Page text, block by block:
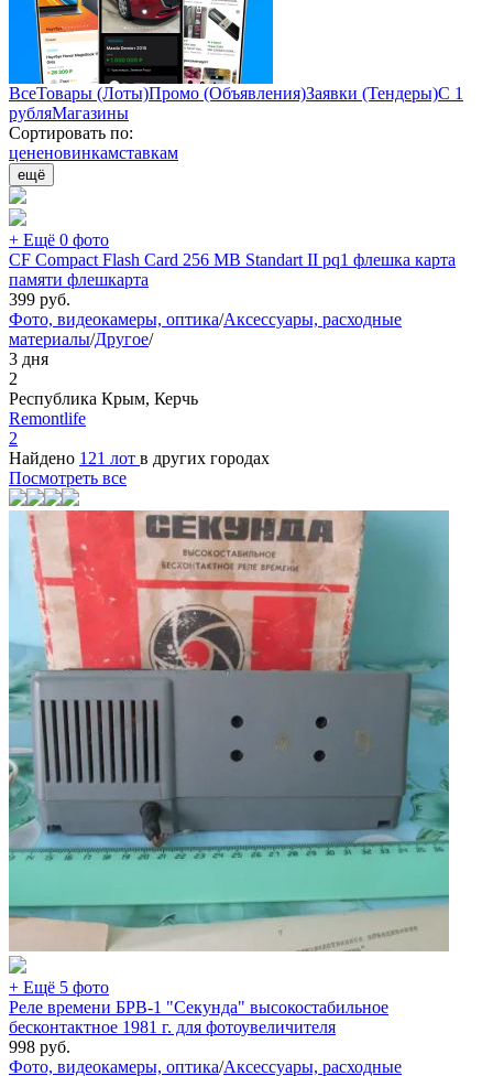
ВсеТовары (Лоты)Промо (Объявления)Заявки (Тендеры)С 1
рубляМагазины
Сортировать по:
цененовинкамставкам
ещё
+ Ещё 0 фото
CF Compact Flash Card 256 MB Standart II pq1 флешка карта
памяти флешкарта
399 руб.
Фото, видеокамеры, оптика/Аксессуары, расходные
материалы/Другое/
3 дня
2
Республика Крым, Керчь
Remontlife
2
Найдено 121 лот в других городах
Посмотреть все
+ Ещё 5 фото
Реле времени БРВ-1 "Секунда" высокостабильное
бесконтактное 1981 г. для фотоувеличителя
998 руб.
Фото, видеокамеры, оптика/Аксессуары, расходные